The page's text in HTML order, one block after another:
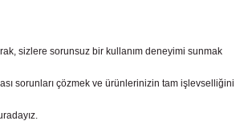
sizlere sorunsuz bir kullanım deneyimi sunmak
sorunları çözmek ve ürünlerinizin tam işlevselliğini